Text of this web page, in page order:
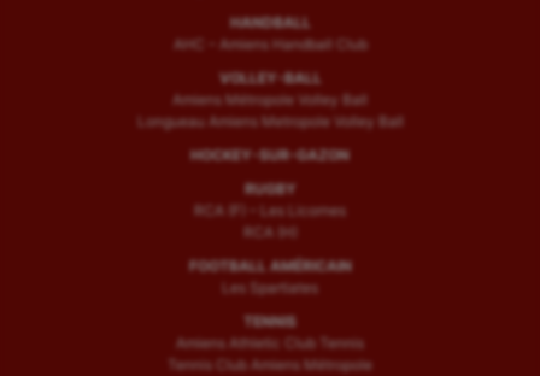
HANDBALL
AHC – Amiens Handball Club
VOLLEY-BALL
Amiens Métropole Volley Ball
Longueau Amiens Metropole Volley Ball
HOCKEY-SUR-GAZON
RUGBY
RCA (F) – Les Licornes
RCA (H)
FOOTBALL AMÉRICAIN
Les Spartiates
TENNIS
Amiens Athletic Club Tennis
Tennis Club Amiens Métropole